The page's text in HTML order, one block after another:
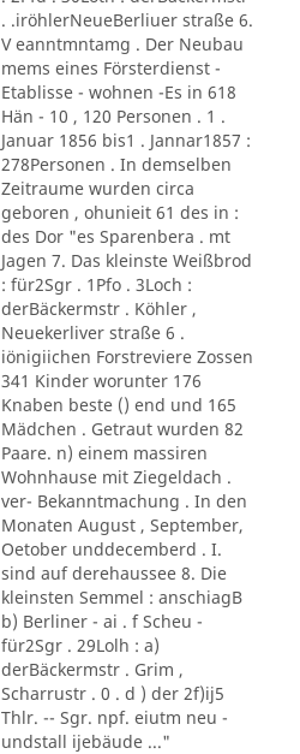
. .iröhlerNeueBerliuer straße 6.
V eanntmntamg . Der Neubau
mems eines Försterdienst -
Etablisse - wohnen -Es in 618
Hän - 10 , 120 Personen . 1 .
Januar 1856 bis1 . Jannar1857 :
278Personen . In demselben
Zeitraume wurden circa
geboren , ohunieit 61 des in :
des Dor "es Sparenbera . mt
Jagen 7. Das kleinste Weißbrod
: für2Sgr . 1Pfo . 3Loch :
derBäckermstr . Köhler ,
Neuekerliver straße 6 .
iönigiichen Forstreviere Zossen
341 Kinder worunter 176
Knaben beste () end und 165
Mädchen . Getraut wurden 82
Paare. n) einem massiren
Wohnhause mit Ziegeldach .
ver- Bekanntmachung . In den
Monaten August , September,
Oetober unddecemberd . I.
sind auf derehaussee 8. Die
kleinsten Semmel : anschiagB
b) Berliner - ai . f Scheu -
für2Sgr . 29Lolh : a)
derBäckermstr . Grim ,
Scharrustr . 0 . d ) der 2f)ij5
Thlr. -- Sgr. npf. eiutm neu -
undstall ijebäude ..."